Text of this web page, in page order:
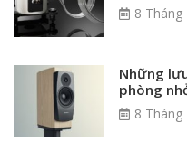
8 Tháng
Những
phòng
8 Tháng